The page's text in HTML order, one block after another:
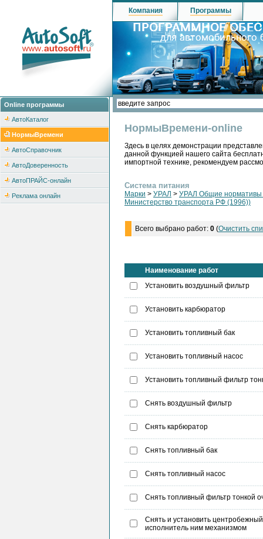
Online программы
АвтоКаталог
НормыВремени
АвтоСправочник
АвтоДоверенность
АвтоПРАЙС-онлайн
Реклама онлайн
Компания Программы
НормыВремени-online
Здесь в целях демонстрации
данной функцией нашего сайта
импортной технике, рекомендуем
Система питания
Марки > УРАЛ > УРАЛ Общие нормативы
Министерство транспорта РФ (1996))
Всего выбрано работ: 0 (Очистить
Наименование работ
Установить воздушный фильтр
Установить карбюратор
Установить топливный бак
Установить топливный насос
Установить топливный фильтр
Снять воздушный фильтр
Снять карбюратор
Снять топливный бак
Снять топливный насос
Снять топливный фильтр тонкой
Снять и установить
исполнитель ним механизмом